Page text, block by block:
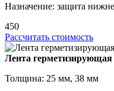
Назначение: защита
450
Рассчитать стоимость
Лента герметизирующая
Толщина: 25 мм, 38 мм